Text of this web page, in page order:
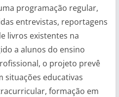
programação regular,
entrevistas, reportagens
livros existentes na
a alunos do ensino
o projeto prevê
situações educativas
formação em